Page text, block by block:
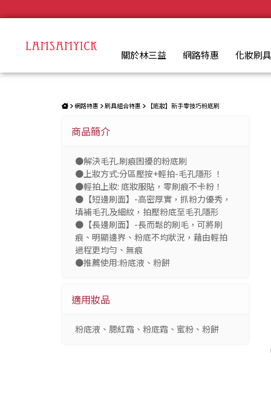
關於林三益 網路特惠 化妝刷具
網路特惠 刷具組合特惠 【底妝】新手零技巧粉底刷
商品簡介
●解決毛孔.刷痕困擾的粉底刷
●上妝方式:分區壓按+輕拍-毛孔隱形 ！
●輕拍上妝: 底妝服貼，零刷痕不卡粉！
●【短邊刷面】-高密厚實，抓粉力優秀，
填補毛孔及細紋，拍壓粉底至毛孔隱形
●【長邊刷面】-長而鬆的刷毛，可將刷
痕、明顯邊界、粉底不均狀況，藉由輕拍
過程更均勻、無痕
●推薦使用:粉底液、粉餅
適用妝品
粉底液、腮紅霜、粉底霜、蜜粉、粉餅